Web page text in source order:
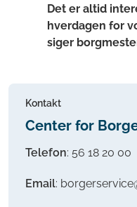
Det er altid
hverdagen for
siger
Kontakt
Center for
Telefon: 56 18 20 00
Email: